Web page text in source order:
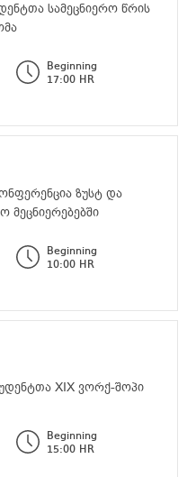
სამეცნიერო წრის
Beginning
17:00 HR
ზუსტ და
მეცნიერებებში
Beginning
10:00 HR
XIX ვორქ-შოპი
Beginning
15:00 HR